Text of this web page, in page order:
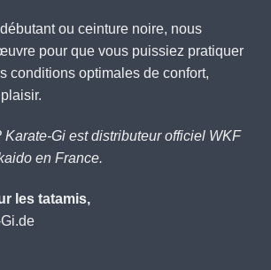
ou ceinture noire, nous
pour que vous puissiez pratiquer
conditions optimales de confort,
Karate-Gi est distributeur officiel WKF
en France.
les tatamis,